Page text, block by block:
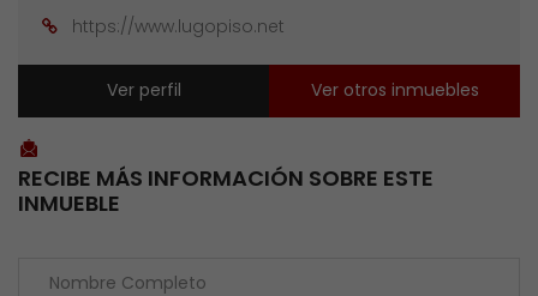
https://www.lugopiso.net
Ver perfil Ver otros inmuebles
RECIBE MÁS INFORMACIÓN SOBRE ESTE
INMUEBLE